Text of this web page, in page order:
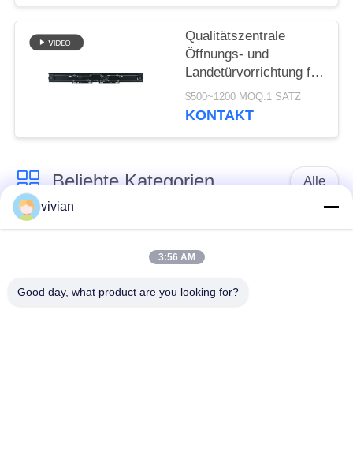
Qualitätszentrale
Öffnungs- und
Landetürvorrichtung für
Aufzüge mit ≤ AC230V,
≤ DC110V Spannung
$500~1200 MOQ:1 SATZ
KONTAKT
Beliebte Kategorien Alle
Maschinen-Raum
weniger Aufzug
Panoramischer
vivian
3:56 AM
Good day, what product are you looking for?